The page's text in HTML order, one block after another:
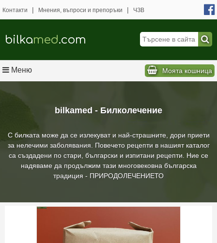
bilkamed - Билколечение
С билката може да се излекуват и най-страшните, дори приети
за нелечими заболявания. Повечето рецепти в нашият каталог
са създадени по стари, български и изпитани рецепти. Ние се
надяваме да продължим тази многовековна българска
традиция - ПРИРОДОЛЕЧЕНИЕТО
Контакти | Мнения, въпроси и препоръки | ЧЗВ
bilkamed.com
Меню Моята кошница